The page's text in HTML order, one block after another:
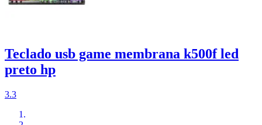
Teclado usb game membrana k500f led
preto hp
3.3